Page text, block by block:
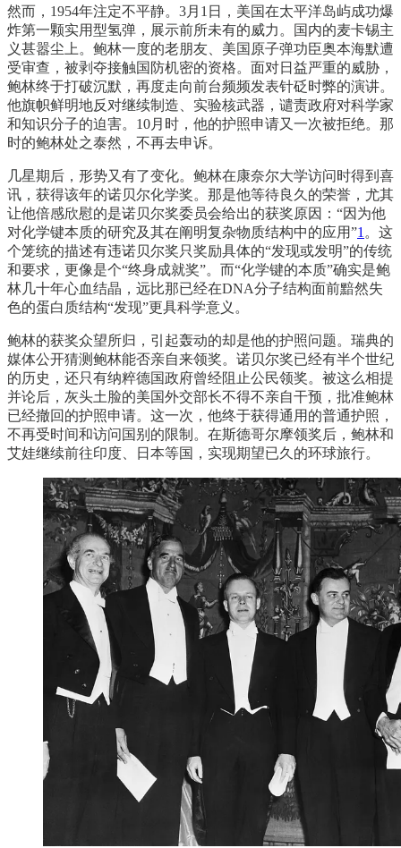
然而，1954年注定不平静。3月1日，美国在太平洋岛屿成功爆
炸第一颗实用型氢弹，展示前所未有的威力。国内的麦卡锡主
义甚嚣尘上。鲍林一度的老朋友、美国原子弹功臣奥本海默遭
受审查，被剥夺接触国防机密的资格。面对日益严重的威胁，
鲍林终于打破沉默，再度走向前台频频发表针砭时弊的演讲。
他旗帜鲜明地反对继续制造、实验核武器，谴责政府对科学家
和知识分子的迫害。10月时，他的护照申请又一次被拒绝。那
时的鲍林处之泰然，不再去申诉。
几星期后，形势又有了变化。鲍林在康奈尔大学访问时得到喜
讯，获得该年的诺贝尔化学奖。那是他等待良久的荣誉，尤其
让他倍感欣慰的是诺贝尔奖委员会给出的获奖原因：“因为他
对化学键本质的研究及其在阐明复杂物质结构中的应用”1 。这
个笼统的描述有违诺贝尔奖只奖励具体的“发现或发明”的传统
和要求，更像是个“终身成就奖”。而“化学键的本质”确实是鲍
林几十年心血结晶，远比那已经在DNA分子结构面前黯然失
色的蛋白质结构“发现”更具科学意义。
鲍林的获奖众望所归，引起轰动的却是他的护照问题。瑞典的
媒体公开猜测鲍林能否亲自来领奖。诺贝尔奖已经有半个世纪
的历史，还只有纳粹德国政府曾经阻止公民领奖。被这么相提
并论后，灰头土脸的美国外交部长不得不亲自干预，批准鲍林
已经撤回的护照申请。这一次，他终于获得通用的普通护照，
不再受时间和访问国别的限制。在斯德哥尔摩领奖后，鲍林和
艾娃继续前往印度、日本等国，实现期望已久的环球旅行。